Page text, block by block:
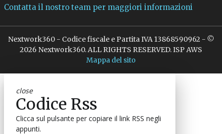
Contatta il nostro team per maggiori informazioni
Nextwork360 - Codice fiscale e Partita IVA 13868590962 - ©
2026 Nextwork360. ALL RIGHTS RESERVED. ISP AWS
Mappa del sito
close
Codice Rss
Clicca sul pulsante per copiare il link RSS negli
appunti.